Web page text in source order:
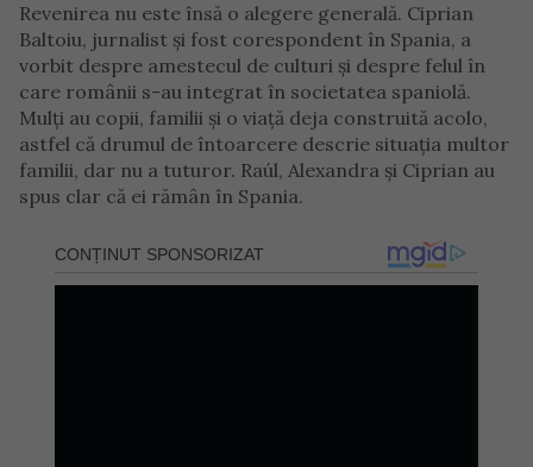
Revenirea nu este însă o alegere generală. Ciprian
Baltoiu, jurnalist și fost corespondent în Spania, a
vorbit despre amestecul de culturi și despre felul în
care românii s-au integrat în societatea spaniolă.
Mulți au copii, familii și o viață deja construită acolo,
astfel că drumul de întoarcere descrie situația multor
familii, dar nu a tuturor. Raúl, Alexandra și Ciprian au
spus clar că ei rămân în Spania.